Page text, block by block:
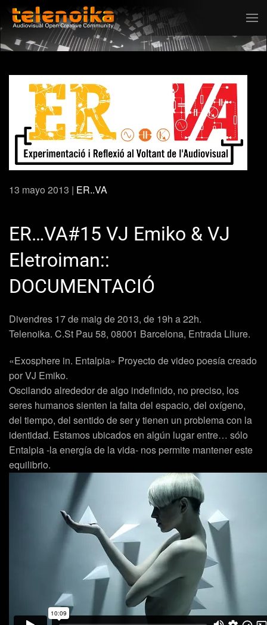
Ir al contenido principal
13 mayo 2013 | ER..VA
ER…VA#15 VJ Emiko & VJ
Eletroiman::
DOCUMENTACIÓ
Divendres 17 de maig de 2013, de 19h a 22h.
Telenoika. C.St Pau 58, 08001 Barcelona, Entrada Lliure.
«Exosphere in. Entalpia» Proyecto de video poesía creado
porVJ Emiko.
Oscilando alrededor de algo indefinido, no preciso, los
seres humanos sienten la falta del espacio, del oxígeno,
del tiempo, del sentido de ser y tienen un problema con la
identidad. Estamos ubicados en algún lugar entre… sólo
Entalpia -la energía de la vida- nos permite mantener este
equilibrio.